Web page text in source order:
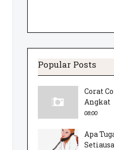
Popular Posts
Corat
Angkat
08:00
Apa